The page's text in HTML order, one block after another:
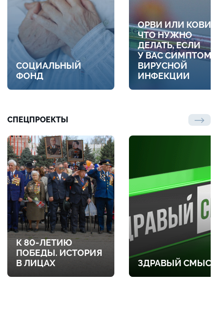
СОЦИАЛЬНЫЙ
ФОНД
ОРВИ ИЛИ
ЧТО НУЖНО
ДЕЛАТЬ, ЕСЛИ
У ВАС
ВИРУСНОЙ
ИНФЕКЦИИ
СПЕЦПРОЕКТЫ
К 80-ЛЕТИЮ
ПОБЕДЫ. ИСТОРИЯ
В ЛИЦАХ
ЗДРАВЫЙ СМЫСЛ